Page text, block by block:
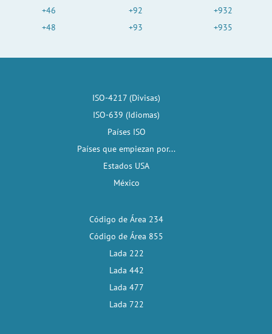
+46
+48
+92
+93
+932
+935
ISO-4217 (Divisas)
ISO-639 (Idiomas)
Países ISO
Países que empiezan por...
Estados USA
México
Código de Área 234
Código de Área 855
Lada 222
Lada 442
Lada 477
Lada 722